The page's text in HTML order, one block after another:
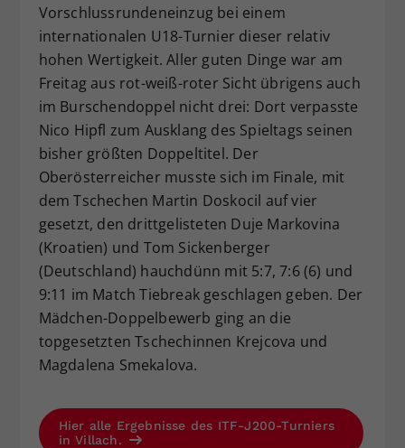
Vorschlussrundeneinzug bei einem
internationalen U18-Turnier dieser relativ
hohen Wertigkeit. Aller guten Dinge war am
Freitag aus rot-weiß-roter Sicht übrigens auch
im Burschendoppel nicht drei: Dort verpasste
Nico Hipfl zum Ausklang des Spieltags seinen
bisher größten Doppeltitel. Der
Oberösterreicher musste sich im Finale, mit
dem Tschechen Martin Doskocil auf vier
gesetzt, den drittgelisteten Duje Markovina
(Kroatien) und Tom Sickenberger
(Deutschland) hauchdünn mit 5:7, 7:6 (6) und
9:11 im Match Tiebreak geschlagen geben. Der
Mädchen-Doppelbewerb ging an die
topgesetzten Tschechinnen Krejcova und
Magdalena Smekalova.
Hier alle Ergebnisse des ITF-J200-Turniers
in Villach.